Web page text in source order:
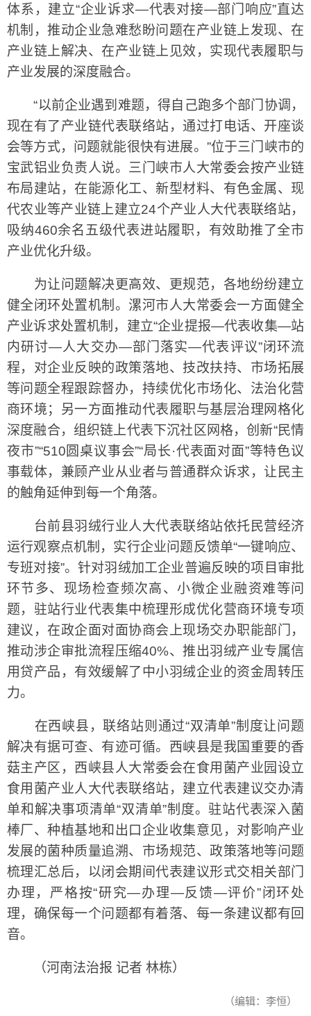
体系，建立“企业诉求—代表对接—部门响应”直达
机制，推动企业急难愁盼问题在产业链上发现、在
产业链上解决、在产业链上见效，实现代表履职与
产业发展的深度融合。
“以前企业遇到难题，得自己跑多个部门协调，
现在有了产业链代表联络站，通过打电话、开座谈
会等方式，问题就能很快有进展。”位于三门峡市的
宝武铝业负责人说。三门峡市人大常委会按产业链
布局建站，在能源化工、新型材料、有色金属、现
代农业等产业链上建立24个产业人大代表联络站，
吸纳460余名五级代表进站履职，有效助推了全市
产业优化升级。
为让问题解决更高效、更规范，各地纷纷建立
健全闭环处置机制。漯河市人大常委会一方面健全
产业诉求处置机制，建立“企业提报—代表收集—站
内研讨—人大交办—部门落实—代表评议”闭环流
程，对企业反映的政策落地、技改扶持、市场拓展
等问题全程跟踪督办，持续优化市场化、法治化营
商环境；另一方面推动代表履职与基层治理网格化
深度融合，组织链上代表下沉社区网格，创新“民情
夜市”“510圆桌议事会”“局长·代表面对面”等特色议
事载体，兼顾产业从业者与普通群众诉求，让民主
的触角延伸到每一个角落。
台前县羽绒行业人大代表联络站依托民营经济
运行观察点机制，实行企业问题反馈单“一键响应、
专班对接”。针对羽绒加工企业普遍反映的项目审批
环节多、现场检查频次高、小微企业融资难等问
题，驻站行业代表集中梳理形成优化营商环境专项
建议，在政企面对面协商会上现场交办职能部门，
推动涉企审批流程压缩40%、推出羽绒产业专属信
用贷产品，有效缓解了中小羽绒企业的资金周转压
力。
在西峡县，联络站则通过“双清单”制度让问题
解决有据可查、有迹可循。西峡县是我国重要的香
菇主产区，西峡县人大常委会在食用菌产业园设立
食用菌产业人大代表联络站，建立代表建议交办清
单和解决事项清单“双清单”制度。驻站代表深入菌
棒厂、种植基地和出口企业收集意见，对影响产业
发展的菌种质量追溯、市场规范、政策落地等问题
梳理汇总后，以闭会期间代表建议形式交相关部门
办理，严格按“研究—办理—反馈—评价”闭环处
理，确保每一个问题都有着落、每一条建议都有回
音。
（河南法治报 记者 林栋）
（编辑：李恒）